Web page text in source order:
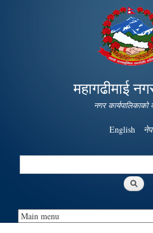
Skip to
main
content
महागढीमाई
नगर कार्यपालिकाको
English
Search